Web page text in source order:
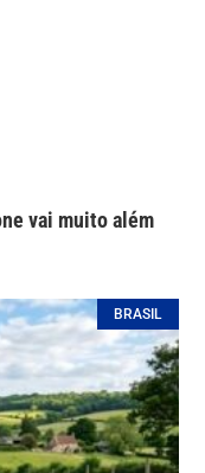
vai muito além
BRASIL